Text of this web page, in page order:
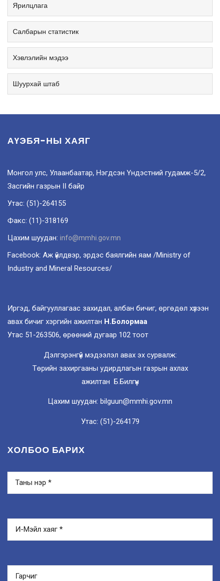
Ярилцлага
Салбарын статистик
Хэвлэлийн мэдээ
Шуурхай штаб
АҮЭБЯ-НЫ ХАЯГ
Монгол улс, Улаанбаатар, Нэгдсэн Үндэстний гудамж-5/2,
Засгийн газрын II байр
Утас: (51)-264155
Факс: (11)-318169
Цахим шуудан: info@mmhi.gov.mn
Facebook: Аж үйлдвэр, эрдэс баялгийн яам /Ministry of
Industry and Mineral Resources/
Иргэд, байгууллагаас захидал, албан бичиг, өргөдөл хүлээн
авах бичиг хэргийн ажилтан Н.Болормаа
Утас 51-263506, өрөөний дугаар 102 тоот
Дэлгэрэнгүй мэдээлэл авах эх сурвалж:
Төрийн захиргааны удирдлагын газрын ахлах
ажилтан Б.Билгүүн
Цахим шуудан: bilguun@mmhi.gov.mn
Утас: (51)-264179
ХОЛБОО БАРИХ